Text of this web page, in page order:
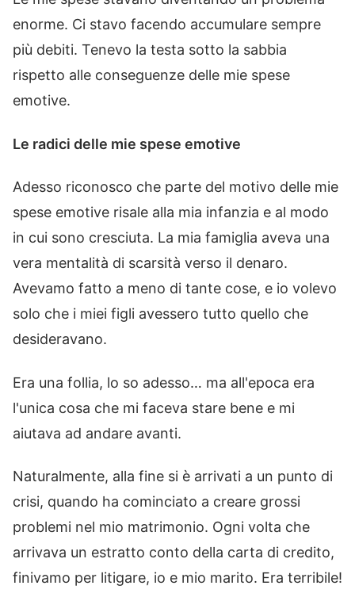
enorme. Ci stavo facendo accumulare sempre
più debiti. Tenevo la testa sotto la sabbia
rispetto alle conseguenze delle mie spese
emotive.
Le radici delle mie spese emotive
Adesso riconosco che parte del motivo delle mie
spese emotive risale alla mia infanzia e al modo
in cui sono cresciuta. La mia famiglia aveva una
vera mentalità di scarsità verso il denaro.
Avevamo fatto a meno di tante cose, e io volevo
solo che i miei figli avessero tutto quello che
desideravano.
Era una follia, lo so adesso… ma all'epoca era
l'unica cosa che mi faceva stare bene e mi
aiutava ad andare avanti.
Naturalmente, alla fine si è arrivati a un punto di
crisi, quando ha cominciato a creare grossi
problemi nel mio matrimonio. Ogni volta che
arrivava un estratto conto della carta di credito,
finivamo per litigare, io e mio marito. Era terribile!